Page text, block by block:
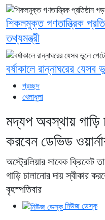
প্রচ্ছদ
খেলাধুলা
মদ্যপ অবস্থায় গাড়ি
করবেন ডেভিড
অস্ট্রেলিয়ার সাবেক ক্রিকেট
গাড়ি চালানোর দায় স্বীকার
বৃহস্পতিবার
নিউজ ডেস্ক
শিকলমুক্ত গণতান্ত্রিক
তথ্যমন্ত্রী
বর্ষাকালে রান্নাঘরের